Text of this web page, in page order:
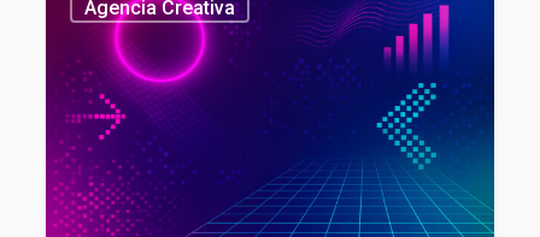
creatividad
digital
Agencia Creativa